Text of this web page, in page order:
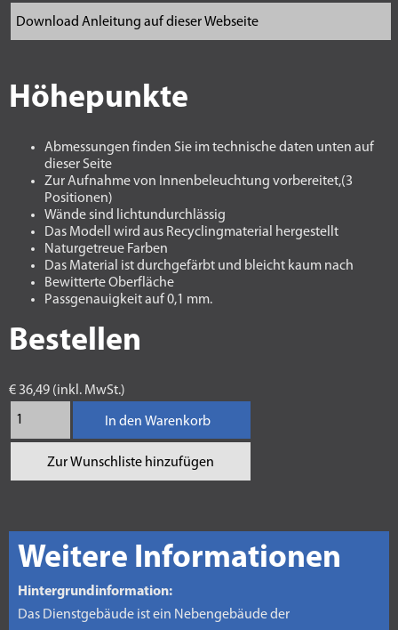
Höhepunkte
Abmessungen finden Sie im technische daten unten auf
dieser Seite
Zur Aufnahme von Innenbeleuchtung vorbereitet,(3
Positionen)
Wände sind lichtundurchlässig
Das Modell wird aus Recyclingmaterial hergestellt
Naturgetreue Farben
Das Material ist durchgefärbt und bleicht kaum nach
Bewitterte Oberfläche
Passgenauigkeit auf 0,1 mm.
Bestellen
€ 36,49 (inkl. MwSt.)
In den Warenkorb
Zur Wunschliste hinzufügen
Weitere Informationen
Hintergrundinformation:
Das Dienstgebäude ist ein Nebengebäude der